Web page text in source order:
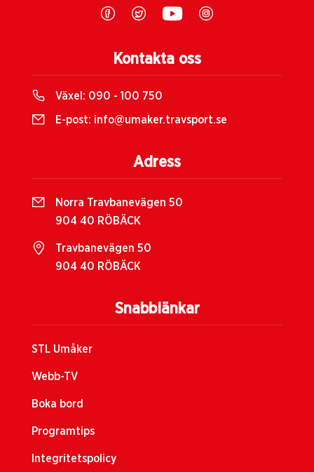
Snabblänkar
STL Umåker
Webb-TV
Boka bord
Programtips
Integritetspolicy
Kontakta oss
Växel: 090 - 100 750
E-post: info@umaker.travsport.se
Adress
Norra Travbanevägen 50
904 40 RÖBÄCK
Travbanevägen 50
904 40 RÖBÄCK